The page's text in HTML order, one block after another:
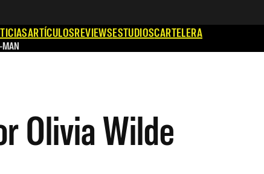
ARTÍCULOSREVIEWSESTUDIOSCARTELERA
MAN
Olivia Wilde